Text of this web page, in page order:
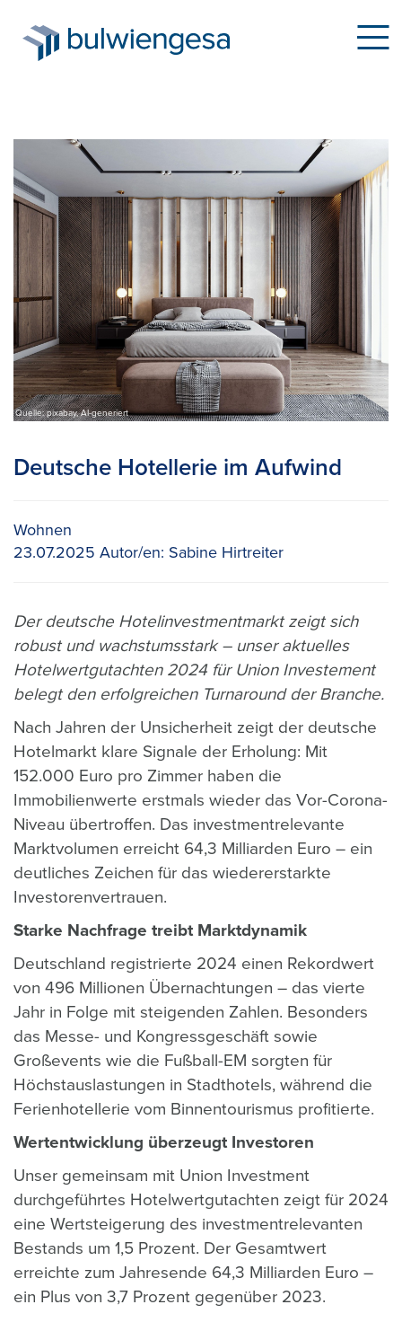
zum
Inhalt
Quelle: pixabay, AI-generiert
Deutsche Hotellerie im Aufwind
Wohnen
23.07.2025 Autor/en: Sabine Hirtreiter
Der deutsche Hotelinvestmentmarkt zeigt sich
robust und wachstumsstark – unser aktuelles
Hotelwertgutachten 2024 für Union Investement
belegt den erfolgreichen Turnaround der Branche.
Nach Jahren der Unsicherheit zeigt der deutsche
Hotelmarkt klare Signale der Erholung: Mit
152.000 Euro pro Zimmer haben die
Immobilienwerte erstmals wieder das Vor-Corona-
Niveau übertroffen. Das investmentrelevante
Marktvolumen erreicht 64,3 Milliarden Euro – ein
deutliches Zeichen für das wiedererstarkte
Investorenvertrauen.
Starke Nachfrage treibt Marktdynamik
Deutschland registrierte 2024 einen Rekordwert
von 496 Millionen Übernachtungen – das vierte
Jahr in Folge mit steigenden Zahlen. Besonders
das Messe- und Kongressgeschäft sowie
Großevents wie die Fußball-EM sorgten für
Höchstauslastungen in Stadthotels, während die
Ferienhotellerie vom Binnentourismus profitierte.
Wertentwicklung überzeugt Investoren
Unser gemeinsam mit Union Investment
durchgeführtes Hotelwertgutachten zeigt für 2024
eine Wertsteigerung des investmentrelevanten
Bestands um 1,5 Prozent. Der Gesamtwert
erreichte zum Jahresende 64,3 Milliarden Euro –
ein Plus von 3,7 Prozent gegenüber 2023.